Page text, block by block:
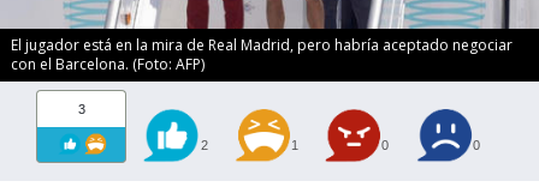
El jugador está en la mira de Real Madrid, pero habría aceptado negociar
con el Barcelona. (Foto: AFP)
3
2 1 0 0